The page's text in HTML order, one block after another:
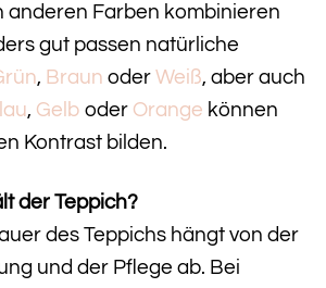
anderen Farben kombinieren
gut passen natürliche
, Braun oder Weiß, aber auch
, Gelb oder Orange können
Kontrast bilden.
der Teppich?
des Teppichs hängt von der
und der Pflege ab. Bei